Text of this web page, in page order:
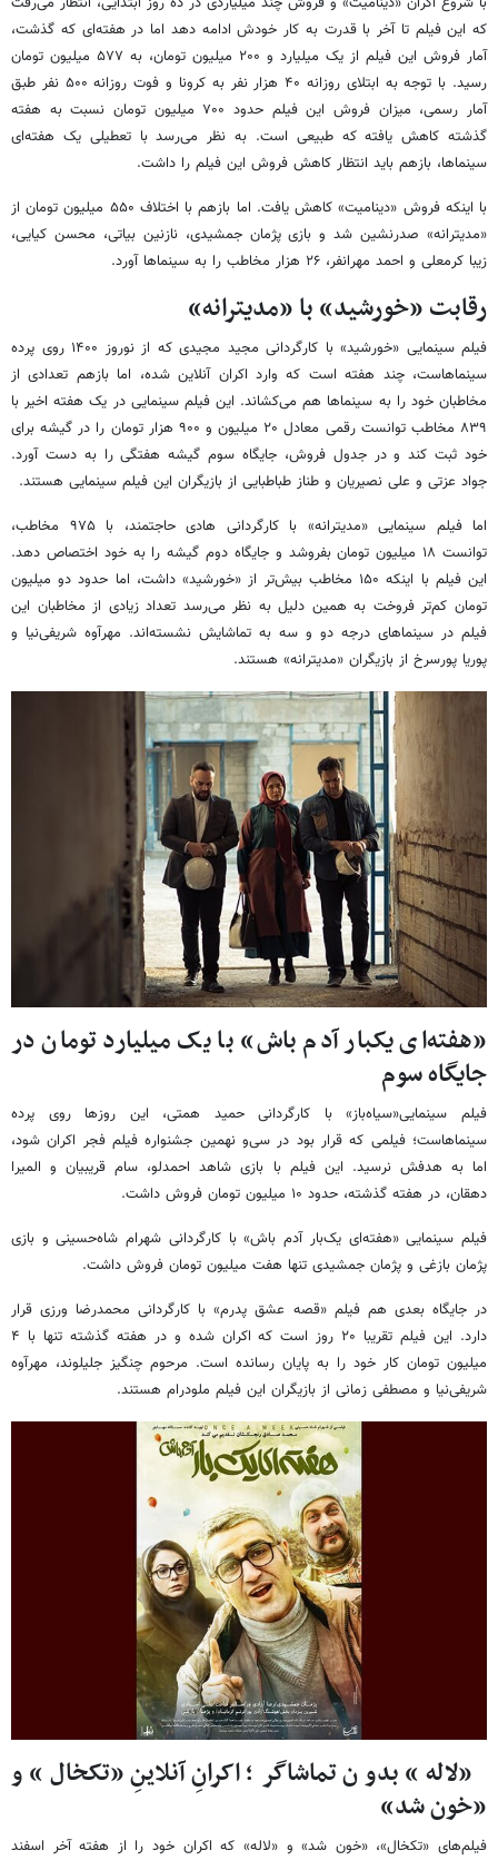
که این فیلم تا آخر با قدرت به کار خودش ادامه دهد اما در هفته‌ای که گذشت،
آمار فروش این فیلم از یک میلیارد و ۲۰۰ میلیون تومان، به ۵۷۷ میلیون تومان
رسید. با توجه به ابتلای روزانه ۴۰ هزار نفر به کرونا و فوت روزانه ۵۰۰ نفر طبق
آمار رسمی، میزان فروش این فیلم حدود ۷۰۰ میلیون تومان نسبت به هفته
گذشته کاهش یافته که طبیعی است. به نظر می‌رسد با تعطیلی یک هفته‌ای
سینماها، بازهم باید انتظار کاهش فروش این فیلم را داشت.
با اینکه فروش «دینامیت» کاهش یافت. اما بازهم با اختلاف ۵۵۰ میلیون تومان از
«مدیترانه» صدرنشین شد و بازی پژمان جمشیدی، نازنین بیاتی، محسن کیایی،
زیبا کرمعلی و احمد مهرانفر، ۲۶ هزار مخاطب را به سینماها آورد.
رقابت «خورشید» با «مدیترانه»
فیلم سینمایی «خورشید» با کارگردانی مجید مجیدی که از نوروز ۱۴۰۰ روی پرده
سینماهاست، چند هفته است که وارد اکران آنلاین شده، اما بازهم تعدادی از
مخاطبان خود را به سینماها هم می‌کشاند. این فیلم سینمایی در یک هفته اخیر با
۸۳۹ مخاطب توانست رقمی معادل ۲۰ میلیون و ۹۰۰ هزار تومان را در گیشه برای
خود ثبت کند و در جدول فروش، جایگاه سوم گیشه هفتگی را به دست آورد.
جواد عزتی و علی نصیریان و طناز طباطبایی از بازیگران این فیلم سینمایی هستند.
اما فیلم سینمایی «مدیترانه» با کارگردانی هادی حاجتمند، با ۹۷۵ مخاطب،
توانست ۱۸ میلیون تومان بفروشد و جایگاه دوم گیشه را به خود اختصاص دهد.
این فیلم با اینکه ۱۵۰ مخاطب بیش‌تر از «خورشید» داشت، اما حدود دو میلیون
تومان کم‌تر فروخت به همین دلیل به نظر می‌رسد تعداد زیادی از مخاطبان این
فیلم در سینماهای درجه دو و سه به تماشایش نشسته‌اند. مهرآوه شریفی‌نیا و
پوریا پورسرخ از بازیگران «مدیترانه» هستند.
«هفته‌ای یکبار آدم باش» با یک میلیارد تومان در
جایگاه سوم
فیلم سینمایی«سیاه‌باز» با کارگردانی حمید همتی، این روزها روی پرده
سینماهاست؛ فیلمی که قرار بود در سی‌و نهمین جشنواره فیلم فجر اکران شود،
اما به هدفش نرسید. این فیلم با بازی شاهد احمدلو، سام قریبیان و المیرا
دهقان، در هفته گذشته، حدود ۱۰ میلیون تومان فروش داشت.
فیلم سینمایی «هفته‌ای یک‌بار آدم باش» با کارگردانی شهرام شاه‌حسینی و بازی
پژمان بازغی و پژمان جمشیدی تنها هفت میلیون تومان فروش داشت.
در جایگاه بعدی هم فیلم «قصه عشق پدرم» با کارگردانی محمدرضا ورزی قرار
دارد. این فیلم تقریبا ۲۰ روز است که اکران شده و در هفته گذشته تنها با ۴
میلیون تومان کار خود را به پایان رسانده است. مرحوم چنگیز جلیلوند، مهرآوه
شریفی‌نیا و مصطفی زمانی از بازیگران این فیلم ملودرام هستند.
«لاله» بدون تماشاگر؛ اکرانِ آنلاینِ «تکخال» و
«خون شد»
فیلم‌های «تکخال»، «خون شد» و «لاله» که اکران خود را از هفته آخر اسفند